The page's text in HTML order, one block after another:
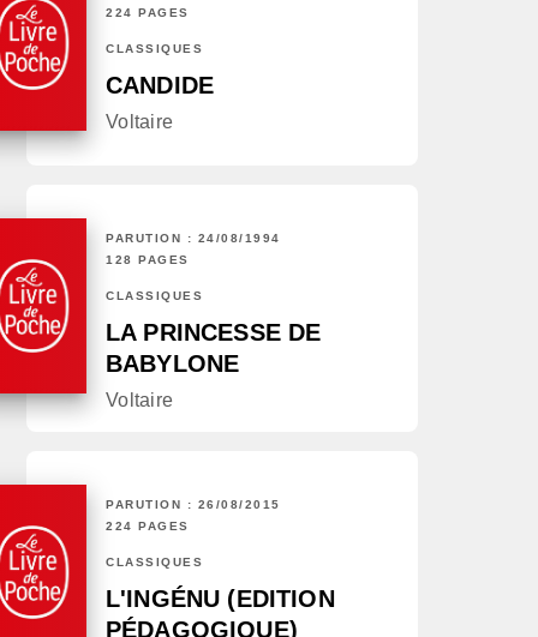
224 PAGES
CLASSIQUES
CANDIDE
Voltaire
PARUTION : 24/08/1994
128 PAGES
CLASSIQUES
LA PRINCESSE DE
BABYLONE
Voltaire
PARUTION : 26/08/2015
224 PAGES
CLASSIQUES
L'INGÉNU (EDITION
PÉDAGOGIQUE)